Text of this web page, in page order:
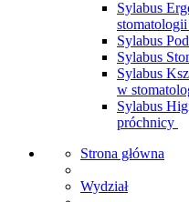
Sylabus
stomatologii
Sylabus
Sylabus
Sylabus
w
Sylabus
próchnicy
Strona główna
Wydział